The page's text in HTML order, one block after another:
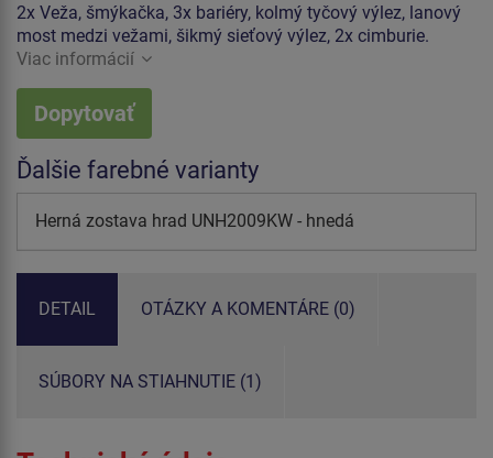
2x Veža, šmýkačka, 3x bariéry, kolmý tyčový výlez, lanový
most medzi vežami, šikmý sieťový výlez, 2x cimburie.
Viac informácií
Dopytovať
Ďalšie farebné varianty
Herná zostava hrad UNH2009KW - hnedá
DETAIL OTÁZKY A KOMENTÁRE (0)
SÚBORY NA STIAHNUTIE (1)